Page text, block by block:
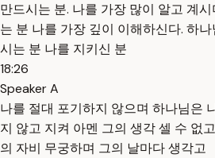
만드시는 분. 나를 가장 많이 알고 계
는 분 나를 가장 깊이 이해하신다. 하
시는 분 나를 지키신 분
18:26
Speaker A
나를 절대 포기하지 않으며 하나님은
지 않고 지켜 아멘 그의 생각 셀 수 없
의 자비 무궁하며 그의 날마다 생각고